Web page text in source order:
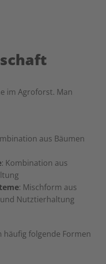
im Agroforst. Man
aus Bäumen
: Kombination aus
: Mischform aus
Nutztierhaltung
folgende Formen